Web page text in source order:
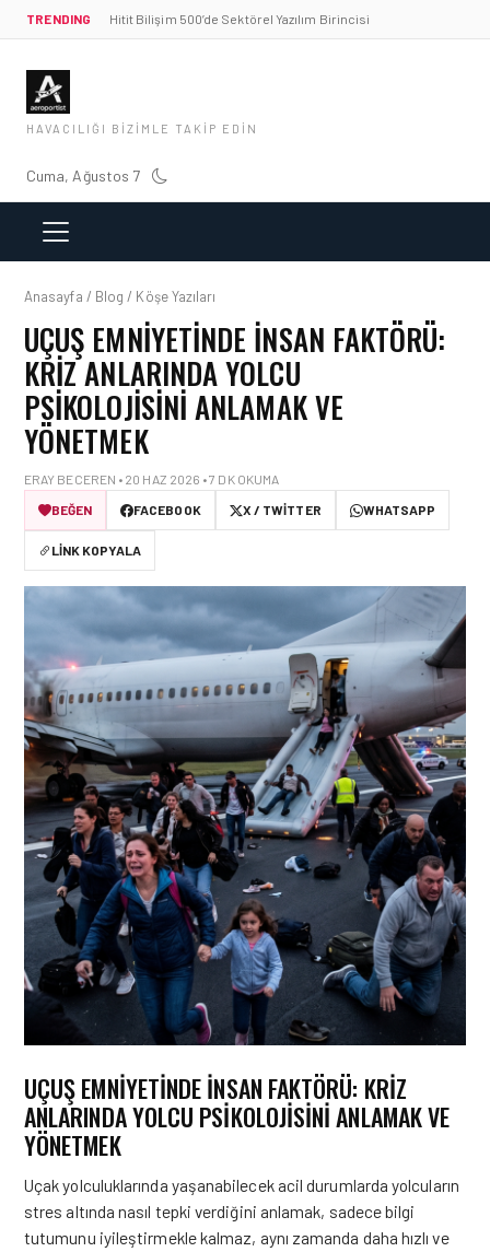
TRENDING Hitit Bilişim 500’de Sektörel Yazılım Birincisi
HAVACILIĞI BIZIMLE TAKIP EDIN
Cuma, Ağustos 7
Anasayfa / Blog / Köşe Yazıları
UÇUŞ EMNIYETINDE İNSAN FAKTÖRÜ:
KRIZ ANLARINDA YOLCU
PSIKOLOJISINI ANLAMAK VE
YÖNETMEK
ERAY BECEREN • 20 HAZ 2026 • 7 DK OKUMA
BEĞEN
FACEBOOK X / TWITTER WHATSAPP
LINK KOPYALA
UÇUŞ EMNIYETINDE İNSAN FAKTÖRÜ: KRIZ
ANLARINDA YOLCU PSIKOLOJISINI ANLAMAK VE
YÖNETMEK
Uçak yolculuklarında yaşanabilecek acil durumlarda yolcuların
stres altında nasıl tepki verdiğini anlamak, sadece bilgi
tutumunu iyileştirmekle kalmaz, aynı zamanda daha hızlı ve